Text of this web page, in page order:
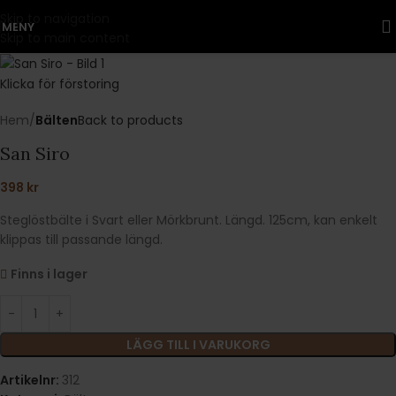
Skip to navigation
MENY
Klicka för förstoring
Hem BältenBack to products
San Siro
398 kr
Steglöstbälte i Svart eller Mörkbrunt. Längd. 125cm, kan enkelt
klippas till passande längd.
Finns i lager
LÄGG TILL I VARUKORG
Artikelnr: 312